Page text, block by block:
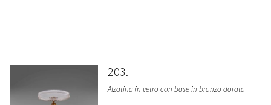
203
Alzatina in vetro con base in bronzo dorato